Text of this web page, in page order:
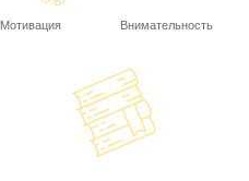
Мотивация Внимательность